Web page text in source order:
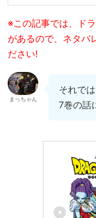
※この記事では、ド
があるので、ネタバ
ださい!
まっちゃん
それで
7巻の話